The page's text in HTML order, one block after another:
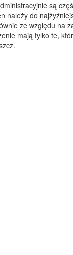
są
należy do
ze względu na
mają tylko te,